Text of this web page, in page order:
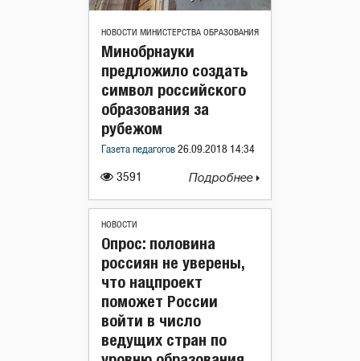
НОВОСТИ МИНИСТЕРСТВА ОБРАЗОВАНИЯ
3591
Минобрнауки
предложило создать
символ российского
образования за
рубежом
Газета педагогов 26.09.2018 14:34
Подробнее
НОВОСТИ
Опрос: половина
россиян не уверены,
что нацпроект
поможет России
войти в число
ведущих стран по